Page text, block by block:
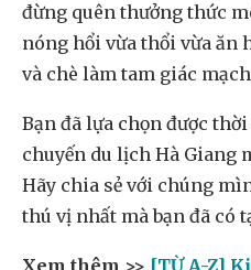
đừng quên thưởng thức
nóng hổi vừa thổi vừa ăn
và chè làm tam giác
Bạn đã lựa chọn được
chuyến du lịch Hà Giang
Hãy chia sẻ với chúng
thú vị nhất mà bạn đã có